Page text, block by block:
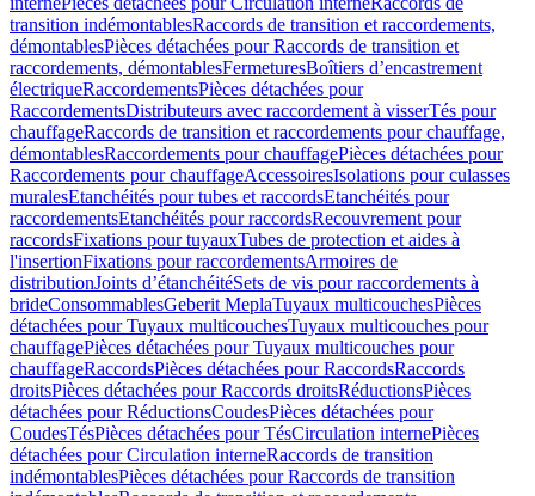
transition indémontablesRaccords de transition et raccordements,
démontablesPièces détachées pour Raccords de transition et
raccordements, démontablesFermeturesBoîtiers d’encastrement
électriqueRaccordementsPièces détachées pour
RaccordementsDistributeurs avec raccordement à visserTés pour
chauffageRaccords de transition et raccordements pour chauffage,
démontablesRaccordements pour chauffagePièces détachées pour
Raccordements pour chauffageAccessoiresIsolations pour culasses
muralesEtanchéités pour tubes et raccordsEtanchéités pour
raccordementsEtanchéités pour raccordsRecouvrement pour
raccordsFixations pour tuyauxTubes de protection et aides à
l'insertionFixations pour raccordementsArmoires de
distributionJoints d’étanchéitéSets de vis pour raccordements à
brideConsommablesGeberit MeplaTuyaux multicouchesPièces
détachées pour Tuyaux multicouchesTuyaux multicouches pour
chauffagePièces détachées pour Tuyaux multicouches pour
chauffageRaccordsPièces détachées pour RaccordsRaccords
droitsPièces détachées pour Raccords droitsRéductionsPièces
détachées pour RéductionsCoudesPièces détachées pour
CoudesTésPièces détachées pour TésCirculation internePièces
détachées pour Circulation interneRaccords de transition
indémontablesPièces détachées pour Raccords de transition